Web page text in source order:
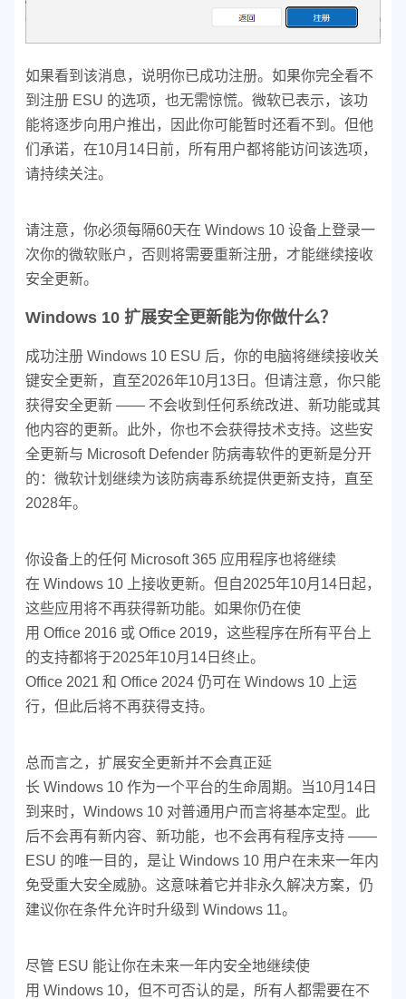
如果看到该消息，说明你已成功注册。如果你完全看不
到注册 ESU 的选项，也无需惊慌。微软已表示，该功
能将逐步向用户推出，因此你可能暂时还看不到。但他
们承诺，在10月14日前，所有用户都将能访问该选项，
请持续关注。
请注意，你必须每隔60天在 Windows 10 设备上登录一
次你的微软账户，否则将需要重新注册，才能继续接收
安全更新。
Windows 10 扩展安全更新能为你做什么？
成功注册 Windows 10 ESU 后，你的电脑将继续接收关
键安全更新，直至2026年10月13日。但请注意，你只能
获得安全更新 —— 不会收到任何系统改进、新功能或其
他内容的更新。此外，你也不会获得技术支持。这些安
全更新与 Microsoft Defender 防病毒软件的更新是分开
的：微软计划继续为该防病毒系统提供更新支持，直至
2028年。
你设备上的任何 Microsoft 365 应用程序也将继续
在 Windows 10 上接收更新。但自2025年10月14日起，
这些应用将不再获得新功能。如果你仍在使
用 Office 2016 或 Office 2019，这些程序在所有平台上
的支持都将于2025年10月14日终止。
Office 2021 和 Office 2024 仍可在 Windows 10 上运
行，但此后将不再获得支持。
总而言之，扩展安全更新并不会真正延
长 Windows 10 作为一个平台的生命周期。当10月14日
到来时，Windows 10 对普通用户而言将基本定型。此
后不会再有新内容、新功能，也不会再有程序支持 ——
ESU 的唯一目的，是让 Windows 10 用户在未来一年内
免受重大安全威胁。这意味着它并非永久解决方案，仍
建议你在条件允许时升级到 Windows 11。
尽管 ESU 能让你在未来一年内安全地继续使
用 Windows 10，但不可否认的是，所有人都需要在不